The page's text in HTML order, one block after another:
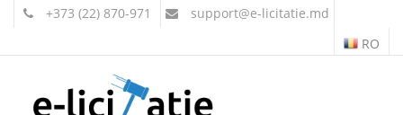
+373 (22) 870-971 support@e-licitatie.md
RO